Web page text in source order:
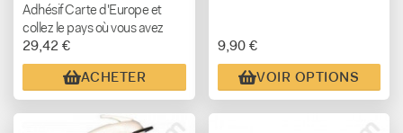
Adhésif Carte d'Europe et
collez le pays où vous avez
voyagé.
29,42 €
ACHETER
9,90 €
VOIR OPTIONS